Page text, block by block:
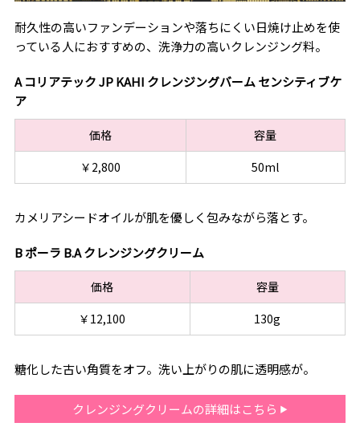
耐久性の高いファンデーションや落ちにくい日焼け止めを使
っている人におすすめの、洗浄力の高いクレンジング料。
A コリアテック JP KAHI クレンジングバーム センシティブケ
ア
価格
容量
￥2,800
50ml
カメリアシードオイルが肌を優しく包みながら落とす。
B ポーラ B.A クレンジングクリーム
価格
容量
￥12,100
130g
糖化した古い角質をオフ。洗い上がりの肌に透明感が。
クレンジングクリームの詳細はこちら